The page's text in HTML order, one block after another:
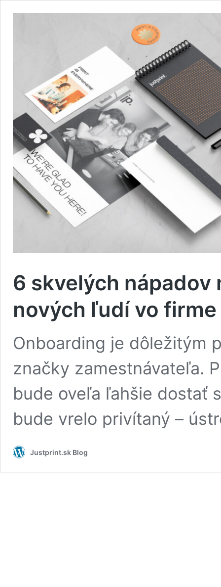
6 skvelých
nových ľudí vo firme
Onboarding je dôležitým
značky zamestnávateľa.
bude oveľa ľahšie dostať
bude vrelo privítaný –
Justprint.sk Blog